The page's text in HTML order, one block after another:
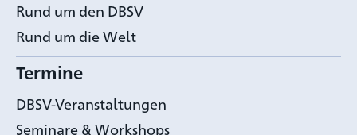
Rund um den DBSV
Rund um die Welt
Termine
DBSV-Veranstaltungen
Seminare & Workshops